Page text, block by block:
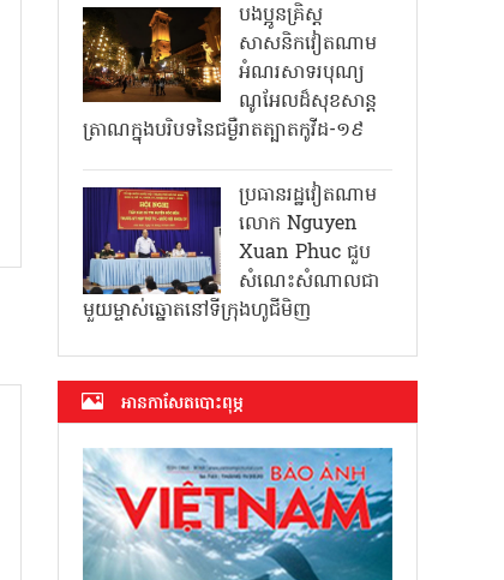
បងប្អូនគ្រិស្ត
សាសនិកវៀតណាម
អំណរសាទរបុណ្យ
ណូអែលដ៏សុខសាន្ត
ត្រាណក្នុងបរិបទនៃជម្ងឺរាតត្បាតកូវីដ-១៩
ប្រធានរដ្ឋវៀតណាម
លោក Nguyen
Xuan Phuc ជួប
សំណេះសំណាលជា
មួយម្ចាស់ឆ្នោតនៅទីក្រុងហូជីមិញ
អាន​កាសែត​បោះពុម្ភ